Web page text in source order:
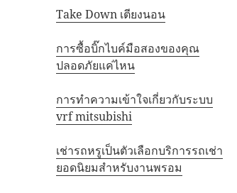
Take Down เตียงนอน
การซื้อบิ๊กไบค์มือสองของคุณ
ปลอดภัยแค่ไหน
การทำความเข้าใจเกี่ยวกับระบบ
vrf mitsubishi
เช่ารถหรูเป็นตัวเลือกบริการรถเช่า
ยอดนิยมสำหรับงานพรอม